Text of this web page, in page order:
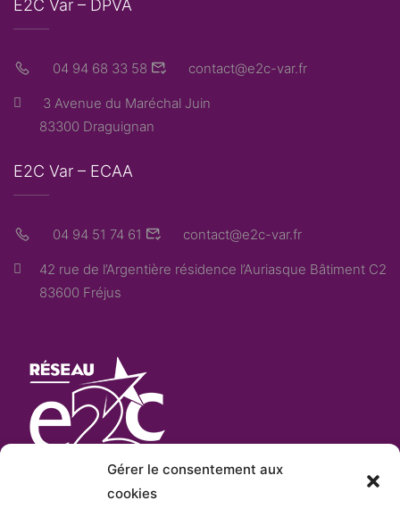
Gérer le consentement aux
cookies
E2C Var – DPVA
04 94 68 33 58 contact@e2c-var.fr
3 Avenue du Maréchal Juin
83300 Draguignan
E2C Var – ECAA
04 94 51 74 61 contact@e2c-var.fr
42 rue de l’Argentière résidence l’Auriasque Bâtiment C2
83600 Fréjus